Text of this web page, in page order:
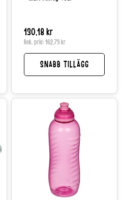
Normalpris
130,18 kr
Rek. pris: 162,73 kr
SNABB TILLÄGG